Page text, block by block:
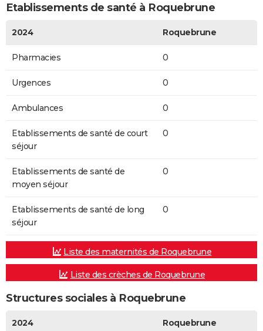
Etablissements de santé à Roquebrune
2024 Roquebrune
Pharmacies 0
Urgences 0
Ambulances 0
Etablissements de santé de court
séjour
0
Etablissements de santé de
moyen séjour
0
Etablissements de santé de long
séjour
0
Liste des maternités de Roquebrune
Liste des crèches de Roquebrune
Structures sociales à Roquebrune
2024 Roquebrune